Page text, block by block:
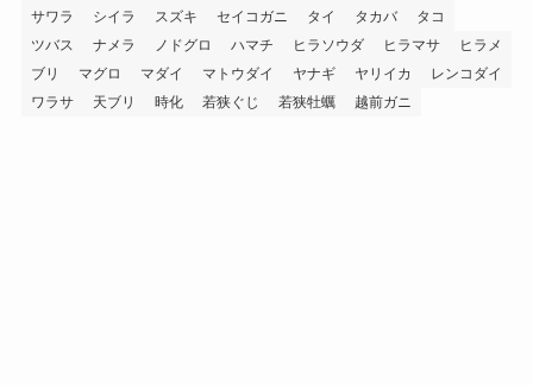
サワラ シイラ スズキ セイコガニ タイ タカバ
タコ
ツバス
ナメラ ノドグロ ハマチ ヒラソウダ ヒラマサ
ヒラメ
ブリ
マグロ マダイ マトウダイ ヤナギ ヤリイカ
レンコダイ
ワラサ
天ブリ 時化 若狭ぐじ 若狭牡蠣 越前ガニ